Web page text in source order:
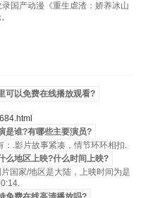
国产动漫《重生虐渣：娇养冰山
可以免费在线播放观看?
是谁?有哪些主要演员?
.影片故事紧凑，情节环环相扣.
么地区上映?什么时间上映?
国家/地区是大陆，上映时间为是